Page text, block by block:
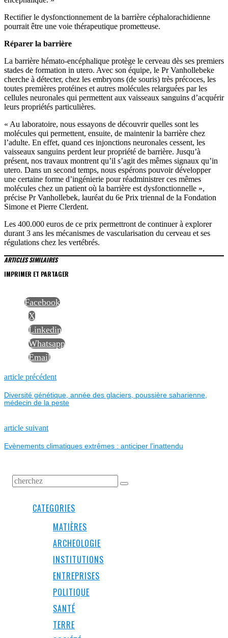
Rectifier le dysfonctionnement de la barrière céphalorachidienne
pourrait être une voie thérapeutique prometteuse.
Réparer la barrière
La barrière hémato-encéphalique protège le cerveau dès ses premiers
stades de formation in utero. Avec son équipe, le Pr Vanhollebeke
cherche à détecter, chez les embryons (de souris) très précoces, les
toutes premières protéines et autres molécules relarguées par les
cellules neuronales qui permettent aux vaisseaux sanguins d’acquérir
leurs propriétés particulières.
« Au laboratoire, nous essayons de découvrir quelles sont les
molécules qui permettent, ensuite, de maintenir la barrière chez
l’adulte. En effet, quand ces injonctions neuronales cessent, les
vaisseaux sanguins perdent leur propriété de barrière. Jusqu’à
présent, nos travaux montrent qu’il s’agit des mêmes signaux qu’in
utero. Dans un second temps, nous espérons pouvoir développer
une certaine forme d’ingénierie pour réadministrer ces mêmes
molécules chez un patient où la barrière est dysfonctionnelle »,
précise Pr Vanhollebek, lauréat du 6e Prix triennal de la Fondation
Simone et Pierre Clerdent.
Les 400.000 euros de ce prix permettront de continuer à explorer
durant 3 ans les mécanismes de vascularisation du cerveau et ses
régulations chez les vertébrés.
ARTICLES SIMILAIRES
IMPRIMER ET PARTAGER
Facebook
X
Linkedin
Whatsapp
Email
NAVIGATION
DE
L’ARTICLE
article précédentPrevious
Diversité génétique, année des glaciers, poussière saharienne,
médecin de la peste
article suivantNext
Evènements climatiques extrêmes : anticiper l’inattendu
CATEGORIES
MATIÈRES
ARCHEOLOGIE
INSTITUTIONS
ENTREPRISES
POLITIQUE
SANTÉ
TERRE